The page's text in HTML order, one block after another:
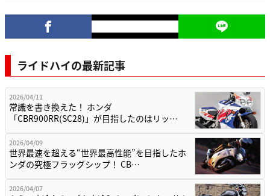
ライドハイの最新記事
2026/04/11
常識を書き換えた！ ホンダ
「CBR900RR(SC28)」が目指したのはリッ…
2026/04/09
世界最速を超える“世界最高性能”を目指したホ
ンダの究極フラッグシップ！ CB…
2026/04/07